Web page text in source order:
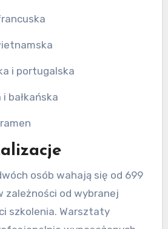
i portugalska
bałkańska
osób wahają się od 699
zależności od wybranej
szkolenia. Warsztaty